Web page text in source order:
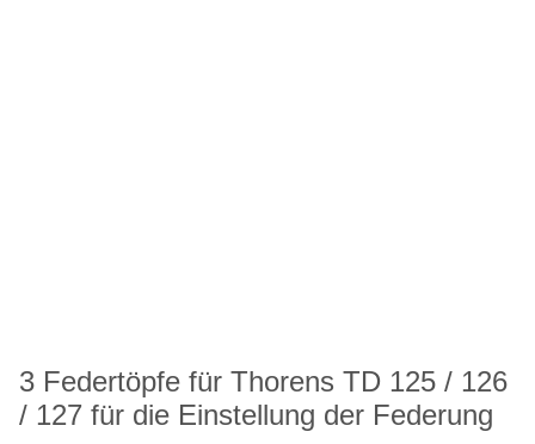
3 Federtöpfe für Thorens TD 125 / 126
/ 127 für die Einstellung der Federung